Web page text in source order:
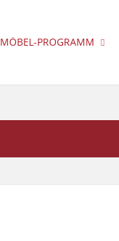
MÖBEL-PROGRAMM